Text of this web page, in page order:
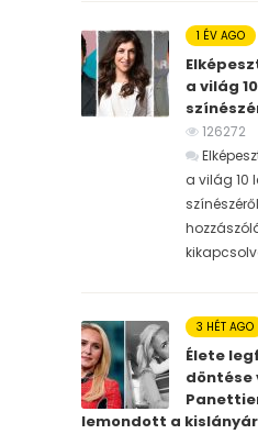
1 ÉV AGO
a világ
126272
a világ 10
3 HÉT AGO
Élete
döntése
lemondott a